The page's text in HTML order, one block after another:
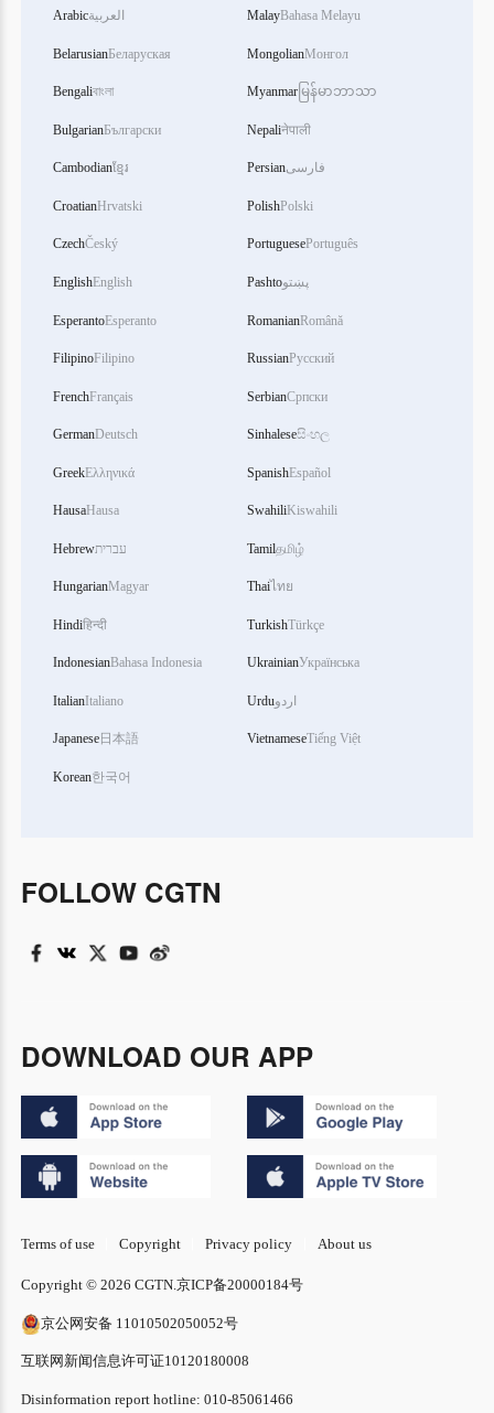
Arabicالعربية
BelarusianБеларуская
Bengaliবাংলা
BulgarianБългарски
Cambodianខ្មែរ
CroatianHrvatski
CzechČeský
EnglishEnglish
EsperantoEsperanto
FilipinoFilipino
FrenchFrançais
GermanDeutsch
GreekΕλληνικά
HausaHausa
Hebrewעברית
HungarianMagyar
Hindiहिन्दी
IndonesianBahasa Indonesia
ItalianItaliano
Japanese日本語
Korean한국어
MalayBahasa Melayu
MongolianМонгол
Myanmar မြန်မာဘာသာ
Nepaliनेपाली
Persianفارسی
PolishPolski
PortuguesePortuguês
Pashtoپښتو
RomanianRomână
RussianРусский
SerbianСрпски
Sinhaleseසිංහල
SpanishEspañol
SwahiliKiswahili
Tamilதமிழ்
Thaiไทย
TurkishTürkçe
UkrainianУкраїнська
Urduاردو
VietnameseTiếng Việt
FOLLOW CGTN
DOWNLOAD OUR APP
Terms of use Copyright Privacy policy About us
Copyright © 2026 CGTN.京ICP备20000184号
京公网安备 11010502050052号
互联网新闻信息许可证10120180008
Disinformation report hotline: 010-85061466